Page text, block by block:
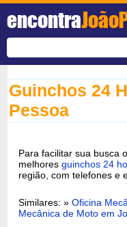
encontra
Guinchos 24
Pessoa
Para facilitar sua busca
melhoresguinchos 24
região, com telefones e
Similares: »Oficina
Mecânica de Moto em